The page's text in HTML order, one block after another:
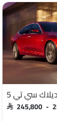
سي تي 5
SAR 245,800 -